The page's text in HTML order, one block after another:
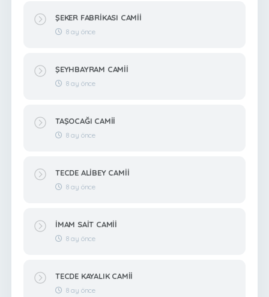
ŞEKER FABRİKASI CAMİİ
8 ay önce
ŞEYHBAYRAM CAMİİ
8 ay önce
TAŞOCAĞI CAMİİ
8 ay önce
TECDE ALİBEY CAMİİ
8 ay önce
İMAM SAİT CAMİİ
8 ay önce
TECDE KAYALIK CAMİİ
8 ay önce